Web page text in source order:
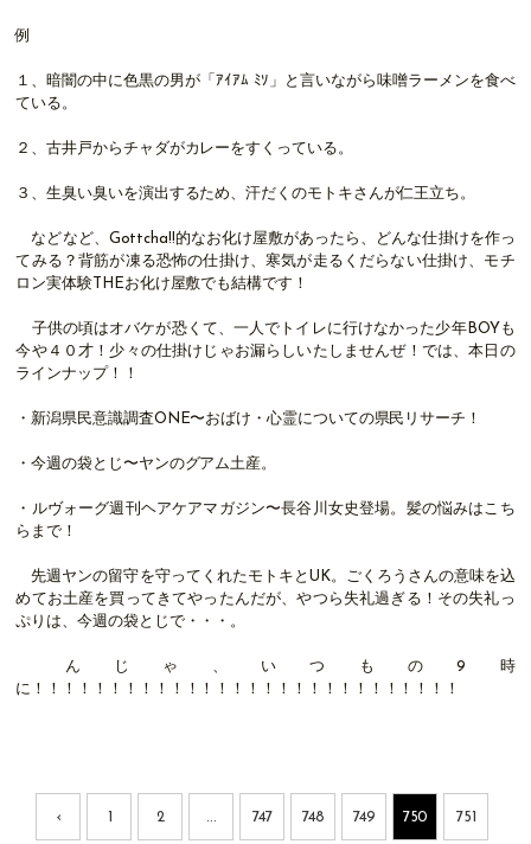
例
１、暗闇の中に色黒の男が「ｱｲｱﾑ ﾐｿ」と言いながら味噌ラーメンを食べ
ている。
２、古井戸からチャダがカレーをすくっている。
３、生臭い臭いを演出するため、汗だくのモトキさんが仁王立ち。
などなど、Gottcha!!的なお化け屋敷があったら、どんな仕掛けを作っ
てみる？背筋が凍る恐怖の仕掛け、寒気が走るくだらない仕掛け、モチ
ロン実体験THEお化け屋敷でも結構です！
子供の頃はオバケが恐くて、一人でトイレに行けなかった少年BOYも
今や４０才！少々の仕掛けじゃお漏らしいたしませんぜ！では、本日の
ラインナップ！！
・新潟県民意識調査ONE〜おばけ・心霊についての県民リサーチ！
・今週の袋とじ〜ヤンのグアム土産。
・ルヴォーグ週刊ヘアケアマガジン〜長谷川女史登場。髪の悩みはこち
らまで！
先週ヤンの留守を守ってくれたモトキとUK。ごくろうさんの意味を込
めてお土産を買ってきてやったんだが、やつら失礼過ぎる！その失礼っ
ぷりは、今週の袋とじで・・・。
んじゃ、いつもの9時
に！！！！！！！！！！！！！！！！！！！！！！！！！！！！
‹ 1 2 747 748 749 750 751